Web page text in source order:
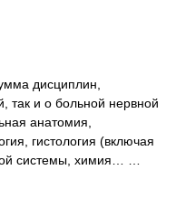
дисциплин,
так и о больной нервной
анатомия,
гистология (включая
системы, химия… …